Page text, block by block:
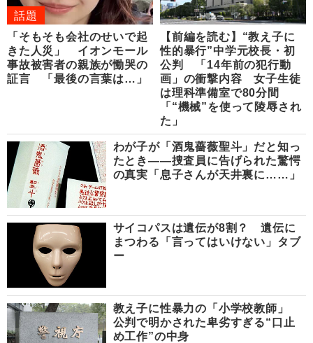
話題
「そもそも会社のせいで起
きた人災」 イオンモール
事故被害者の親族が慟哭の
証言 「最後の言葉は…」
【前編を読む】“教え子に
性的暴行”中学元校長・初
公判 「14年前の犯行動
画」の衝撃内容 女子生徒
は理科準備室で80分間
「“機械”を使って陵辱され
た」
わが子が「酒鬼薔薇聖斗」だと知っ
たとき――捜査員に告げられた驚愕
の真実「息子さんが天井裏に……」
サイコパスは遺伝が8割？ 遺伝に
まつわる「言ってはいけない」タブ
ー
教え子に性暴力の「小学校教師」
公判で明かされた卑劣すぎる“口止
め工作”の中身